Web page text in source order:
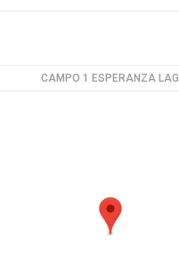
CAMPO 1 ESPERANZA LAG